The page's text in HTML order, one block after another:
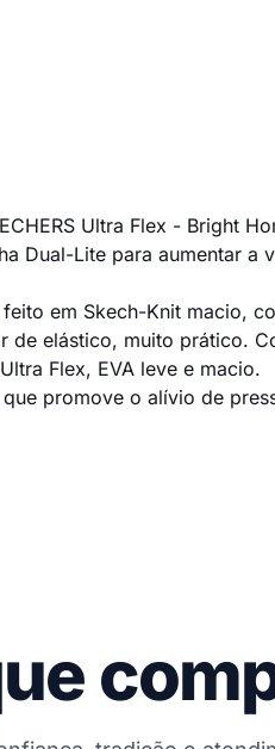
Ultra Flex - Bright
Dual-Lite para aumentar a
em Skech-Knit macio,
de elástico, muito prático.
Flex, EVA leve e macio.
promove o alívio de